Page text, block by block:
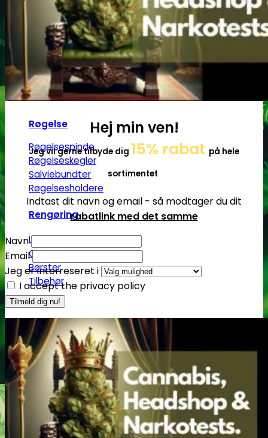
Grindere
2-Parts grindere
3-Parts grindere
4-Parts grindere
5-Parts grindere
Keramiske grindere
Røgelse
Røgelsespinde
Røgelseskegler
Salviebundter
Røgelsesholdere
Rengøring
Lugt- og duftfjernere
Glasrens
Børster
Tilbehør
Hej min ven!
Jeg vil gerne tilbyde dig 15% rabat på hele
sortimentet
Indtast dit navn og email - så modtager du dit
rabatlink med det samme
Navn
Email
Jeg er interreseret i
I accept the privacy policy